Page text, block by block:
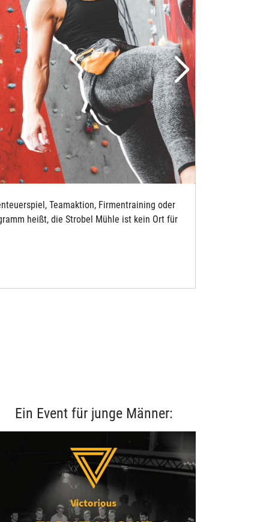
Teamaktion, Firmentraining oder
heißt, die Strobel Mühle ist kein Ort für
Ein Event für junge Männer: